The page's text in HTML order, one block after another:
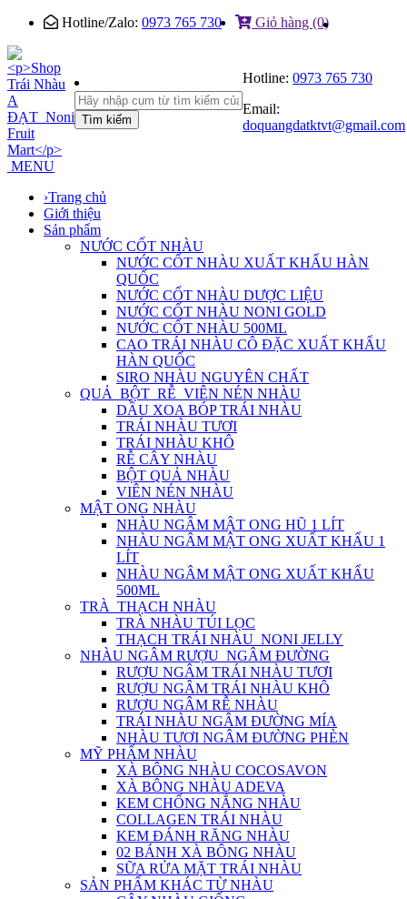
Hotline/Zalo: 0973 765 730 Giỏ hàng (0)
Tìm kiếm
Hotline: 0973 765 730
Email:
doquangdatktvt@gmail.com
MENU
›Trang chủ
Giới thiệu
Sản phẩm
NƯỚC CỐT NHÀU
NƯỚC CỐT NHÀU XUẤT KHẨU HÀN
QUỐC
NƯỚC CỐT NHÀU DƯỢC LIỆU
NƯỚC CỐT NHÀU NONI GOLD
NƯỚC CỐT NHÀU 500ML
CAO TRÁI NHÀU CÔ ĐẶC XUẤT KHẨU
HÀN QUỐC
SIRO NHÀU NGUYÊN CHẤT
QUẢ_BỘT_RỄ_VIÊN NÉN NHÀU
DẦU XOA BÓP TRÁI NHÀU
TRÁI NHÀU TƯƠI
TRÁI NHÀU KHÔ
RỄ CÂY NHÀU
BỘT QUẢ NHÀU
VIÊN NÉN NHÀU
MẬT ONG NHÀU
NHÀU NGÂM MẬT ONG HŨ 1 LÍT
NHÀU NGÂM MẬT ONG XUẤT KHẨU 1
LÍT
NHÀU NGÂM MẬT ONG XUẤT KHẨU
500ML
TRÀ_THẠCH NHÀU
TRÀ NHÀU TÚI LỌC
THẠCH TRÁI NHÀU_NONI JELLY
NHÀU NGÂM RƯỢU_NGÂM ĐƯỜNG
RƯỢU NGÂM TRÁI NHÀU TƯƠI
RƯỢU NGÂM TRÁI NHÀU KHÔ
RƯỢU NGÂM RỄ NHÀU
TRÁI NHÀU NGÂM ĐƯỜNG MÍA
NHÀU TƯƠI NGÂM ĐƯỜNG PHÈN
MỸ PHẨM NHÀU
XÀ BÔNG NHÀU COCOSAVON
XÀ BÔNG NHÀU ADEVA
KEM CHỐNG NẮNG NHÀU
COLLAGEN TRÁI NHÀU
KEM ĐÁNH RĂNG NHÀU
02 BÁNH XÀ BÔNG NHÀU
SỮA RỬA MẶT TRÁI NHÀU
SẢN PHẨM KHÁC TỪ NHÀU